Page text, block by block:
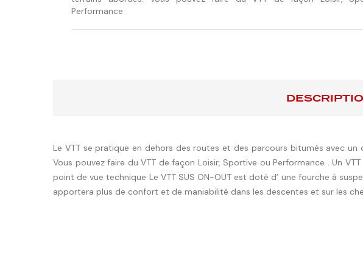
Performance
Le VTT se pratique en dehors des routes et des parcours bitumés avec
Vous pouvez faire du VTT de façon Loisir, Sportive ou Performance . Un
point de vue technique Le VTT SUS ON-OUT est doté d’ une fourche à
apportera plus de confort et de maniabilité dans les descentes et sur les